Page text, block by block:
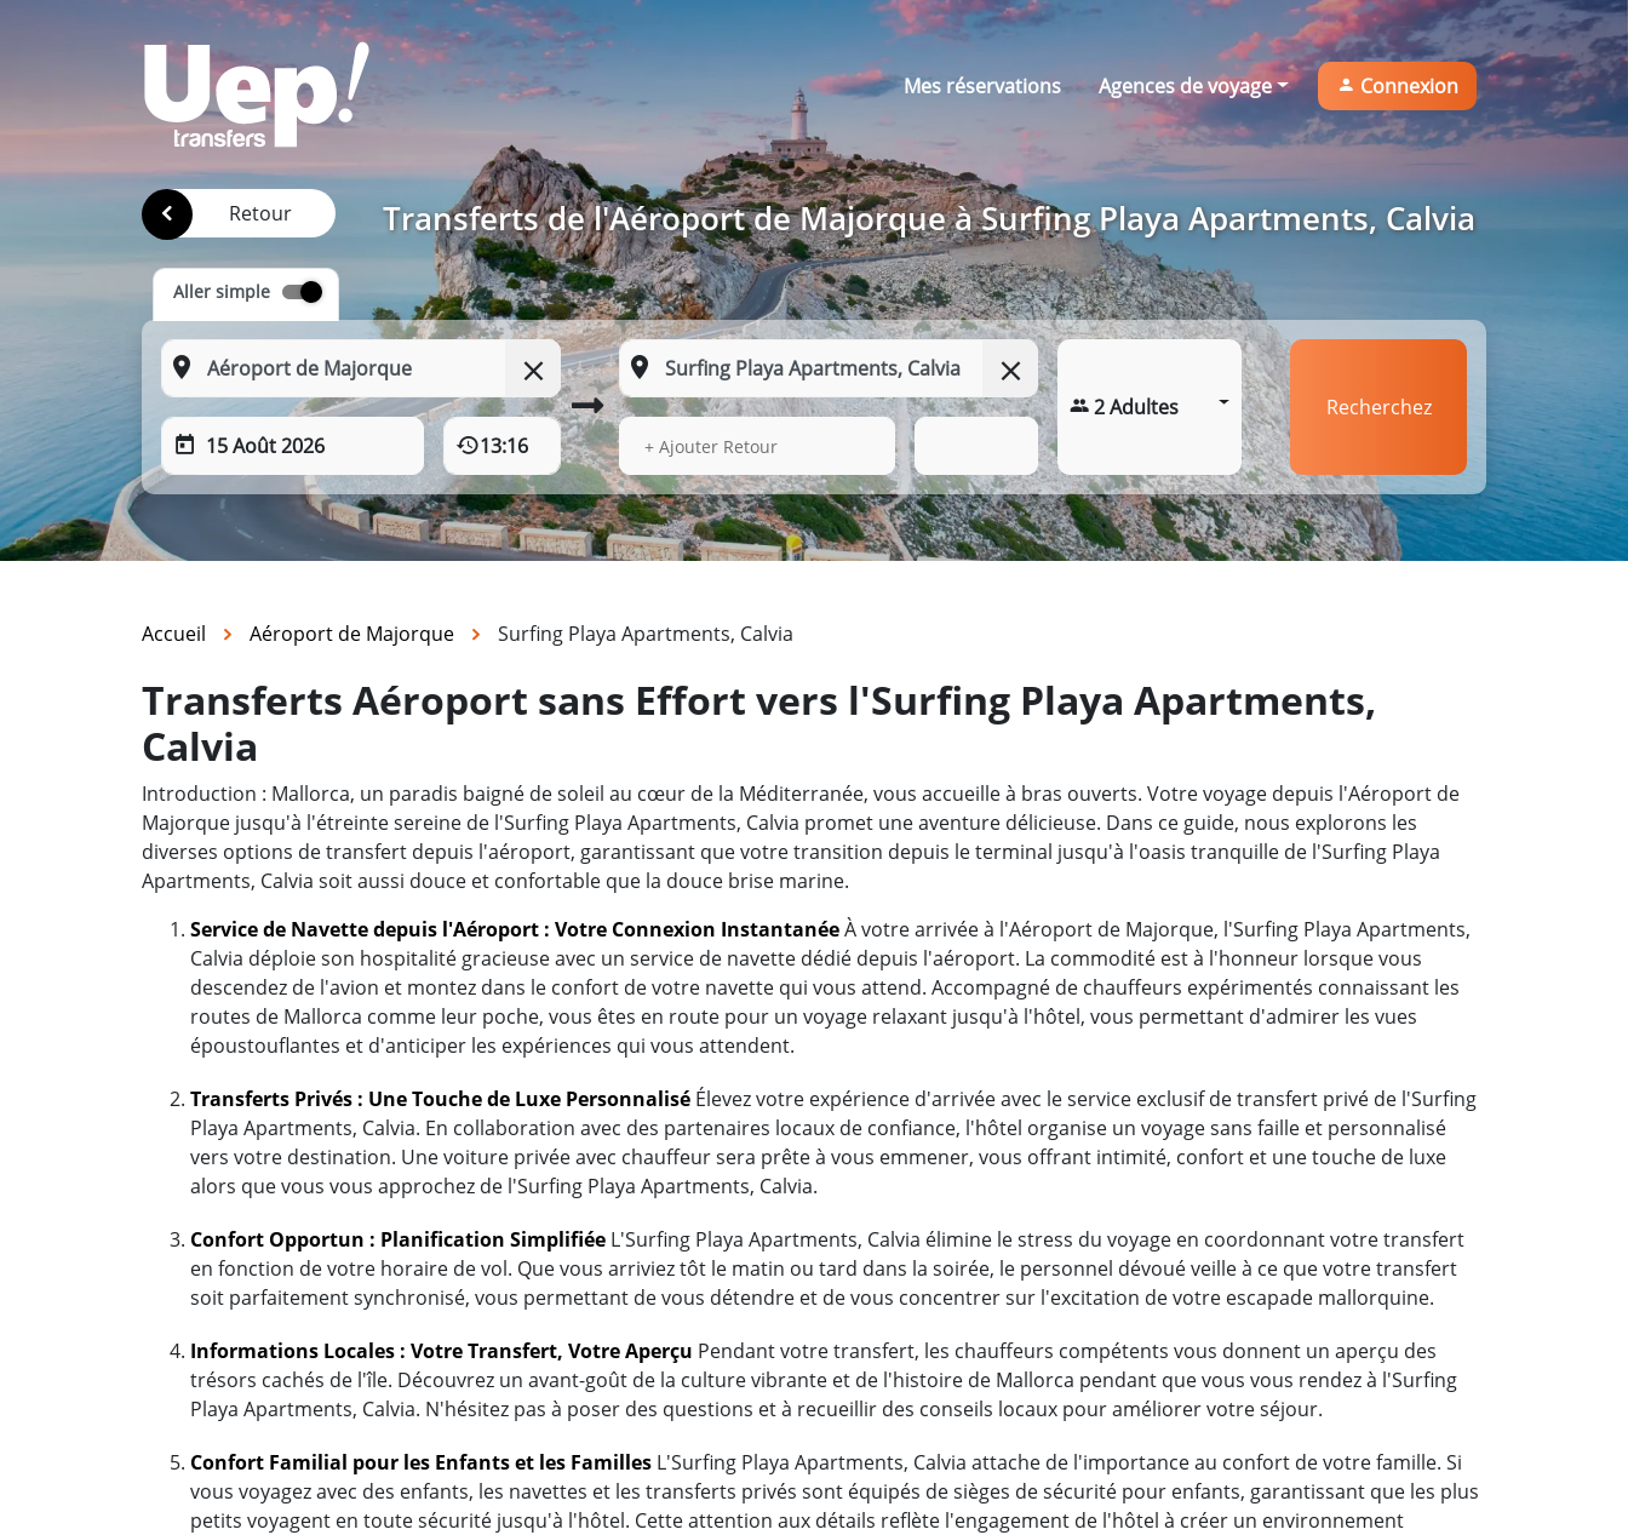
Mes réservations Agences de voyage Connexion
Retour Transferts de l'Aéroport de Majorque à Surfing Playa Apartments, Calvia
Aller simple
15 Août 2026 13:16 15 Août 2026
+ Ajouter Retour
2 Adultes Recherchez
Accueil Aéroport de Majorque Surfing Playa Apartments, Calvia
Transferts Aéroport sans Effort vers l'Surfing Playa Apartments,
Calvia
Introduction : Mallorca, un paradis baigné de soleil au cœur de la Méditerranée, vous accueille à bras ouverts. Votre voyage depuis l'Aéroport de
Majorque jusqu'à l'étreinte sereine de l'Surfing Playa Apartments, Calvia promet une aventure délicieuse. Dans ce guide, nous explorons les
diverses options de transfert depuis l'aéroport, garantissant que votre transition depuis le terminal jusqu'à l'oasis tranquille de l'Surfing Playa
Apartments, Calvia soit aussi douce et confortable que la douce brise marine.
Service de Navette depuis l'Aéroport : Votre Connexion InstantanéeÀ votre arrivée à l'Aéroport de Majorque, l'Surfing Playa Apartments,
Calvia déploie son hospitalité gracieuse avec un service de navette dédié depuis l'aéroport. La commodité est à l'honneur lorsque vous
descendez de l'avion et montez dans le confort de votre navette qui vous attend. Accompagné de chauffeurs expérimentés connaissant les
routes de Mallorca comme leur poche, vous êtes en route pour un voyage relaxant jusqu'à l'hôtel, vous permettant d'admirer les vues
époustouflantes et d'anticiper les expériences qui vous attendent.
Transferts Privés : Une Touche de Luxe Personnalisé Élevez votre expérience d'arrivée avec le service exclusif de transfert privé de l'Surfing
Playa Apartments, Calvia. En collaboration avec des partenaires locaux de confiance, l'hôtel organise un voyage sans faille et personnalisé
vers votre destination. Une voiture privée avec chauffeur sera prête à vous emmener, vous offrant intimité, confort et une touche de luxe
alors que vous vous approchez de l'Surfing Playa Apartments, Calvia.
Confort Opportun : Planification Simplifiée L'Surfing Playa Apartments, Calvia élimine le stress du voyage en coordonnant votre transfert
en fonction de votre horaire de vol. Que vous arriviez tôt le matin ou tard dans la soirée, le personnel dévoué veille à ce que votre transfert
soit parfaitement synchronisé, vous permettant de vous détendre et de vous concentrer sur l'excitation de votre escapade mallorquine.
Informations Locales : Votre Transfert, Votre Aperçu Pendant votre transfert, les chauffeurs compétents vous donnent un aperçu des
trésors cachés de l'île. Découvrez un avant-goût de la culture vibrante et de l'histoire de Mallorca pendant que vous vous rendez à l'Surfing
Playa Apartments, Calvia. N'hésitez pas à poser des questions et à recueillir des conseils locaux pour améliorer votre séjour.
Confort Familial pour les Enfants et les Familles L'Surfing Playa Apartments, Calvia attache de l'importance au confort de votre famille. Si
vous voyagez avec des enfants, les navettes et les transferts privés sont équipés de sièges de sécurité pour enfants, garantissant que les plus
petits voyagent en toute sécurité jusqu'à l'hôtel. Cette attention aux détails reflète l'engagement de l'hôtel à créer un environnement